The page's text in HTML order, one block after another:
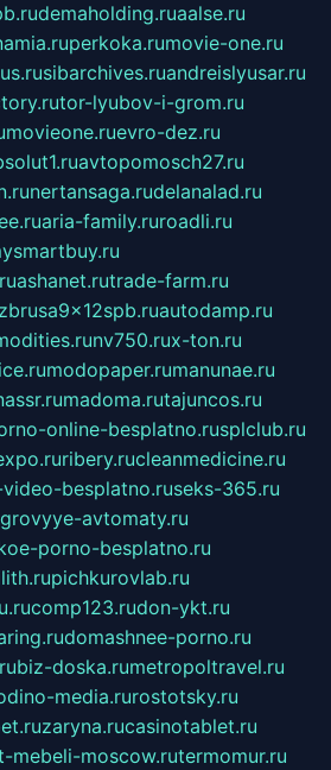
demaholding.ruaalse.ru
perkoka.rumovie-one.ru
sibarchives.ruandreislyusar.ru
tor-lyubov-i-grom.ru
movieone.ruevro-dez.ru
avtopomosch27.ru
nertansaga.rudelanalad.ru
aria-family.ruroadli.ru
ashanet.rutrade-farm.ru
autodamp.ru
nv750.rux-ton.ru
modopaper.rumanunae.ru
madoma.rutajuncos.ru
online-besplatno.rusplclub.ru
ribery.rucleanmedicine.ru
besplatno.ruseks-365.ru
avtomaty.ru
porno-besplatno.ru
pichkurovlab.ru
comp123.rudon-ykt.ru
domashnee-porno.ru
biz-doska.rumetropoltravel.ru
media.rurostotsky.ru
zaryna.rucasinotablet.ru
mebeli-moscow.rutermomur.ru